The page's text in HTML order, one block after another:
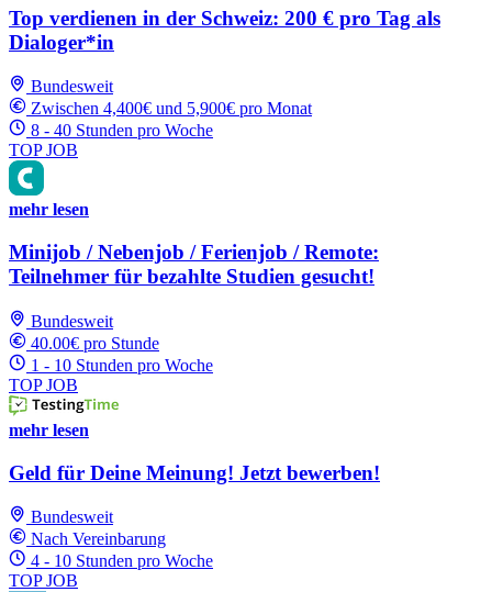
Top verdienen in der Schweiz: 200 € pro Tag als
Dialoger*in
Bundesweit
Zwischen 4,400€ und 5,900€ pro Monat
8 - 40 Stunden pro Woche
TOP JOB
mehr lesen
Minijob / Nebenjob / Ferienjob / Remote:
Teilnehmer für bezahlte Studien gesucht!
Bundesweit
40.00€ pro Stunde
1 - 10 Stunden pro Woche
TOP JOB
mehr lesen
Geld für Deine Meinung! Jetzt bewerben!
Bundesweit
Nach Vereinbarung
4 - 10 Stunden pro Woche
TOP JOB